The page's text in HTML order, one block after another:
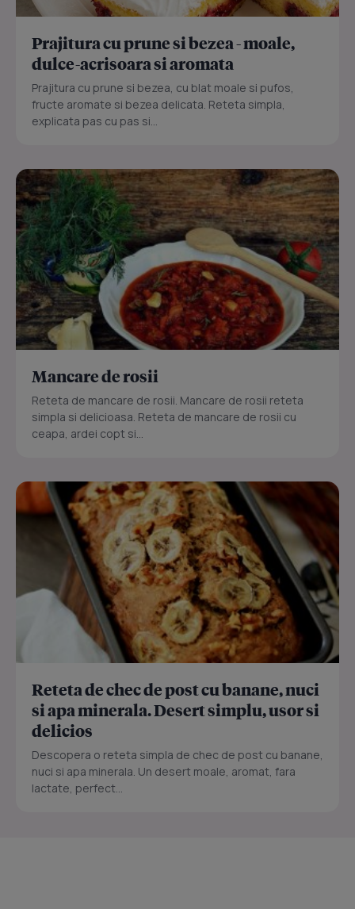
Prajitura cu prune si bezea - moale,
dulce-acrisoara si aromata
Prajitura cu prune si bezea, cu blat moale si pufos,
fructe aromate si bezea delicata. Reteta simpla,
explicata pas cu pas si...
Mancare de rosii
Reteta de mancare de rosii. Mancare de rosii reteta
simpla si delicioasa. Reteta de mancare de rosii cu
ceapa, ardei copt si...
Reteta de chec de post cu banane, nuci
si apa minerala. Desert simplu, usor si
delicios
Descopera o reteta simpla de chec de post cu banane,
nuci si apa minerala. Un desert moale, aromat, fara
lactate, perfect...